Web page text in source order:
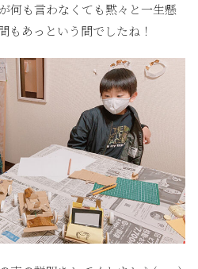
何も言わなくても黙々と一生懸
もあっという間でしたね！